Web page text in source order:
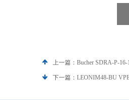
上一篇： Bucher SDRA-P-
下一篇： LEONIM48-BU